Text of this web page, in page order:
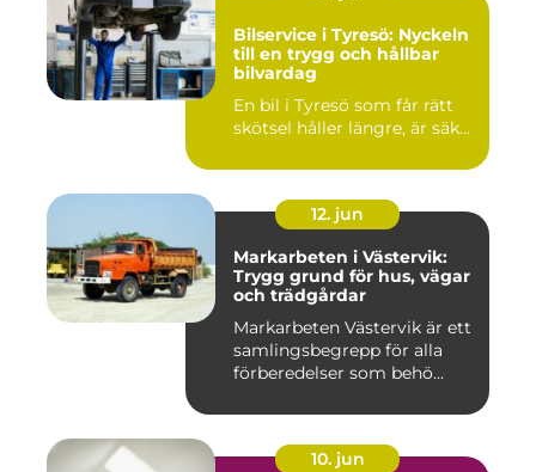
Bilservice i Tyresö: Nyckeln
till en trygg och hållbar
bilvardag
En bil i Tyresö som får rätt
skötsel håller längre, är säk...
12. jun
Markarbeten i Västervik:
Trygg grund för hus, vägar
och trädgårdar
Markarbeten Västervik är ett
samlingsbegrepp för alla
förberedelser som behö...
10. jun